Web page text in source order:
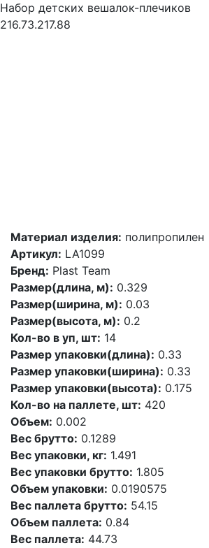
Набор детских вешалок-плечиков
216.73.217.88
Материал изделия: полипропилен
Артикул: LA1099
Бренд: Plast Team
Размер(длина, м): 0.329
Размер(ширина, м): 0.03
Размер(высота, м): 0.2
Кол-во в уп, шт: 14
Размер упаковки(длина): 0.33
Размер упаковки(ширина): 0.33
Размер упаковки(высота): 0.175
Кол-во на паллете, шт: 420
Объем: 0.002
Вес брутто: 0.1289
Вес упаковки, кг: 1.491
Вес упаковки брутто: 1.805
Объем упаковки: 0.0190575
Вес паллета брутто: 54.15
Объем паллета: 0.84
Вес паллета: 44.73